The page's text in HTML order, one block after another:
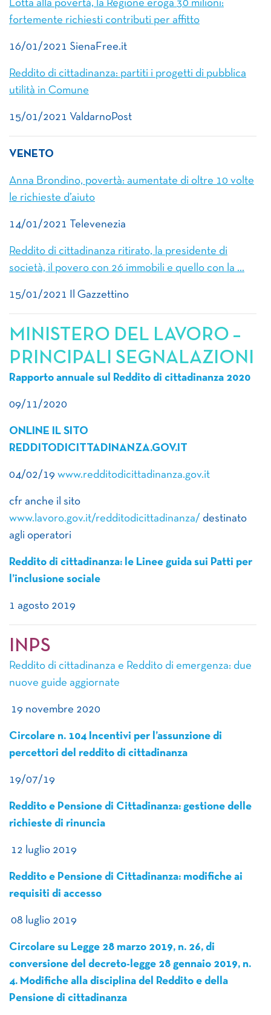
Lotta alla povertà, la Regione eroga 30 milioni:
fortemente richiesti contributi per affitto
16/01/2021 SienaFree.it
Reddito di cittadinanza: partiti i progetti di pubblica
utilità in Comune
15/01/2021 ValdarnoPost
VENETO
Anna Brondino, povertà: aumentate di oltre 10 volte
le richieste d’aiuto
14/01/2021 Televenezia
Reddito di cittadinanza ritirato, la presidente di
società, il povero con 26 immobili e quello con la …
15/01/2021 Il Gazzettino
MINISTERO DEL LAVORO –
PRINCIPALI SEGNALAZIONI
Rapporto annuale sul Reddito di cittadinanza 2020
09/11/2020
ONLINE IL SITO
REDDITODICITTADINANZA.GOV.IT
04/02/19 www.redditodicittadinanza.gov.it
cfr anche il sito
www.lavoro.gov.it/redditodicittadinanza/ destinato
agli operatori
Reddito di cittadinanza: le Linee guida sui Patti per
l’inclusione sociale
1 agosto 2019
INPS
Reddito di cittadinanza e Reddito di emergenza: due
nuove guide aggiornate
19 novembre 2020
Circolare n. 104 Incentivi per l’assunzione di
percettori del reddito di cittadinanza
19/07/19
Reddito e Pensione di Cittadinanza: gestione delle
richieste di rinuncia
12 luglio 2019
Reddito e Pensione di Cittadinanza: modifiche ai
requisiti di accesso
08 luglio 2019
Circolare su Legge 28 marzo 2019, n. 26, di
conversione del decreto-legge 28 gennaio 2019, n.
4. Modifiche alla disciplina del Reddito e della
Pensione di cittadinanza